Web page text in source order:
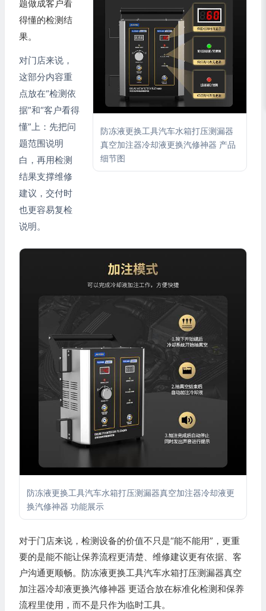
题做成客户看
得懂的检测结
果。
对门店来说，
这部分内容重
点放在“检测依
据”和“客户看得
懂”上：先把问
题范围说明
白，再用检测
结果支撑维修
建议，交付时
也更容易复检
说明。
防冻液更换工具汽车水箱打压测漏器
真空加注器冷却液更换汽修神器 产品
细节图
防冻液更换工具汽车水箱打压测漏器真空加注器冷却液更
换汽修神器 功能展示
对于门店来说，检测设备的价值不只是“能不能用”，更重
要的是能不能让保养流程更清楚、维修建议更有依据、客
户沟通更顺畅。防冻液更换工具汽车水箱打压测漏器真空
加注器冷却液更换汽修神器 更适合放在标准化检测和保养
流程里使用，而不是只作为临时工具。